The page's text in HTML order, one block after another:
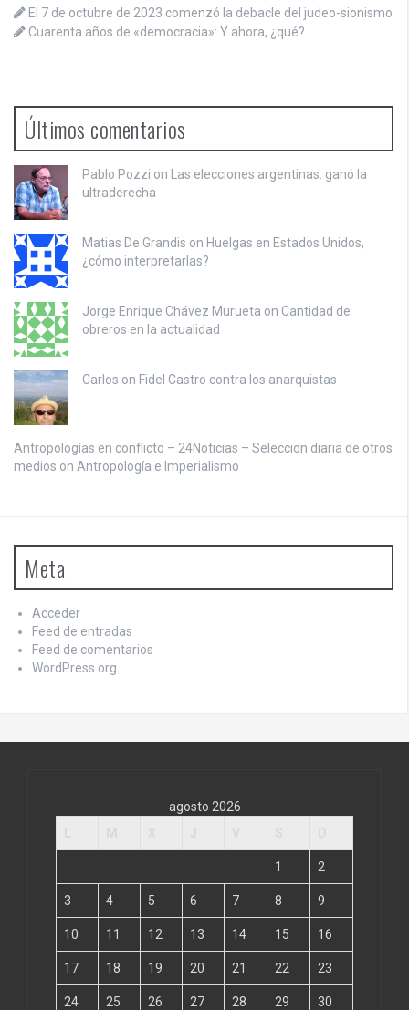
El 7 de octubre de 2023 comenzó la debacle del judeo-sionismo
Cuarenta años de «democracia»: Y ahora, ¿qué?
Últimos comentarios
Pablo Pozzi on
Las elecciones argentinas: ganó la
ultraderecha
Matias De Grandis on Huelgas en Estados Unidos,
¿cómo interpretarlas?
Jorge Enrique Chávez Murueta on Cantidad de
obreros en la actualidad
Carlos on Fidel Castro contra los anarquistas
Antropologías en conflicto – 24Noticias – Seleccion diaria de otros
medios on Antropología e Imperialismo
Meta
Acceder
Feed de entradas
Feed de comentarios
WordPress.org
agosto 2026
1 2
3 4 5 6 7 8 9
10 11 12 13 14 15 16
17 18 19 20 21 22 23
24 25 26 27 28 29 30